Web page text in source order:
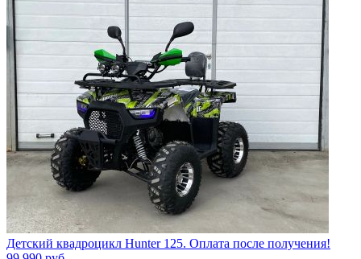
Детский квадроцикл Hunter 125. Оплата после получения!